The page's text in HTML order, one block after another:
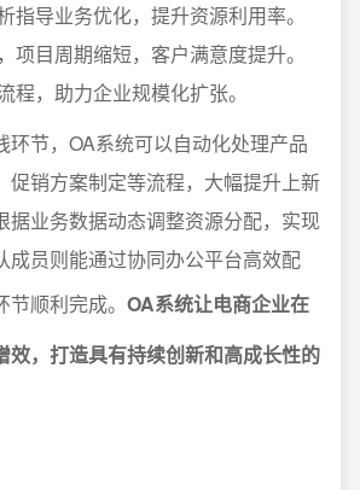
指导业务优化，提升资源利用率。
项目周期缩短，客户满意度提升。
程，助力企业规模化扩张。
环节，OA系统可以自动化处理产品
促销方案制定等流程，大幅提升上新
据业务数据动态调整资源分配，实现
成员则能通过协同办公平台高效配
顺利完成。 OA系统让电商企业在
效，打造具有持续创新和高成长性的